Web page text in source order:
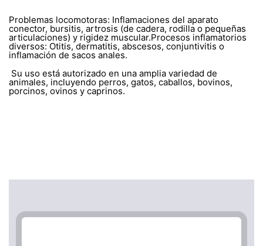
Problemas locomotoras: Inflamaciones del aparato
conector, bursitis, artrosis (de cadera, rodilla o pequeñas
articulaciones) y rigidez muscular.Procesos inflamatorios
diversos: Otitis, dermatitis, abscesos, conjuntivitis o
inflamación de sacos anales.
Su uso está autorizado en una amplia variedad de
animales, incluyendo perros, gatos, caballos, bovinos,
porcinos, ovinos y caprinos.